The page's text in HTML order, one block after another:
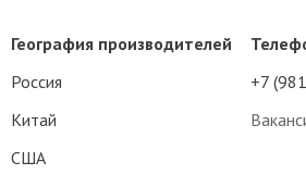
+7
География производителей
Россия
Китай
США